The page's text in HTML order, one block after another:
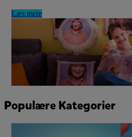
Læs mere
Populære Kategorier